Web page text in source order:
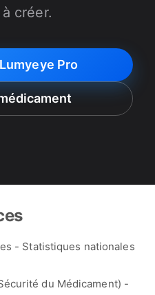
créer.
Pro
- Statistiques nationales
du Médicament) -